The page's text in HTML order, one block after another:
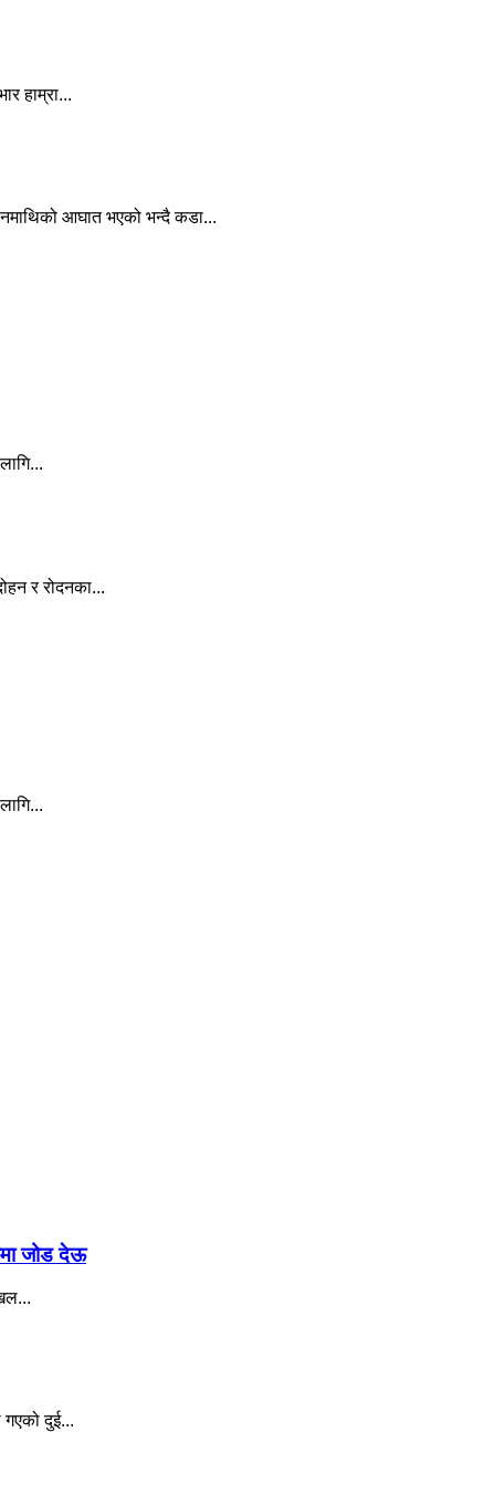
हाम्रा...
आघात भएको भन्दै कडा...
र रोदनका...
जोड देऊ
दुई...